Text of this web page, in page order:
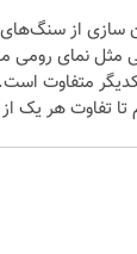
سازی از سنگ‌های
مثل نمای رومی
متفاوت
تا تفاوت هر یک